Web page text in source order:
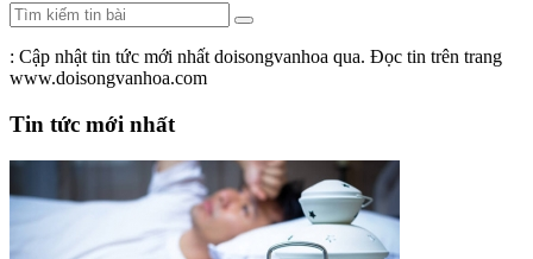
: Cập nhật tin tức mới nhất doisongvanhoa qua. Đọc tin trên trang
www.doisongvanhoa.com
Tin tức mới nhất